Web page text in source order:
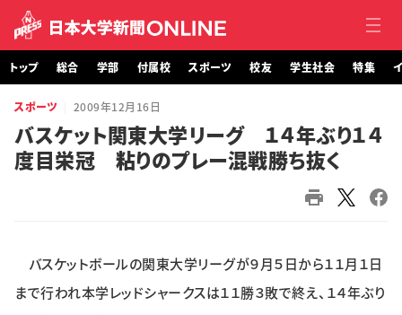
トップ
総合
スポーツ
トップ 総合 学部 付属校 スポーツ 校友 学生社会 特集
スポーツ 2009年12月16日
バスケット関東大学リーグ １４年ぶり１４
度目栄冠 粘りのプレー混戦勝ち抜く
バスケットボールの関東大学リーグが９月５日から１１月１日
まで行われ本学レッドシャークスは１１勝３敗で終え、１４年ぶり